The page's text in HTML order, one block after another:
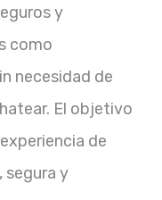
y
como
necesidad de
El objetivo
de
segura y